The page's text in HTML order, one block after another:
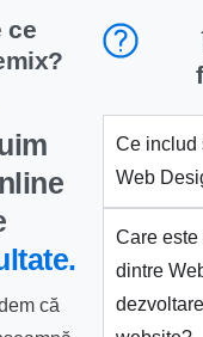
ce
că
Ce includ
Web
Care este
dintre